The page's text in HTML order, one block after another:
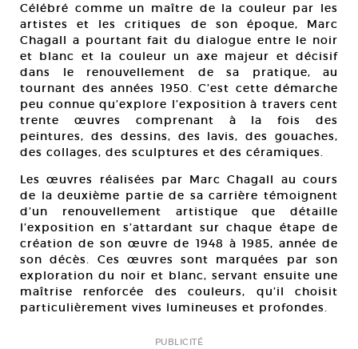
Célébré comme un maître de la couleur par les
artistes et les critiques de son époque, Marc
Chagall a pourtant fait du dialogue entre le noir
et blanc et la couleur un axe majeur et décisif
dans le renouvellement de sa pratique, au
tournant des années 1950. C’est cette démarche
peu connue qu’explore l’exposition à travers cent
trente œuvres comprenant à la fois des
peintures, des dessins, des lavis, des gouaches,
des collages, des sculptures et des céramiques.
Les œuvres réalisées par Marc Chagall au cours
de la deuxième partie de sa carrière témoignent
d’un renouvellement artistique que détaille
l’exposition en s’attardant sur chaque étape de
création de son œuvre de 1948 à 1985, année de
son décès. Ces œuvres sont marquées par son
exploration du noir et blanc, servant ensuite une
maîtrise renforcée des couleurs, qu’il choisit
particulièrement vives lumineuses et profondes.
PUBLICITÉ